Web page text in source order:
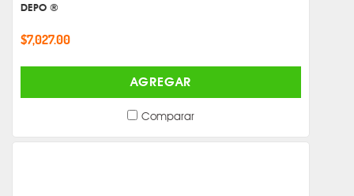
DEPO ®
$7,027.00
AGREGAR
Comparar